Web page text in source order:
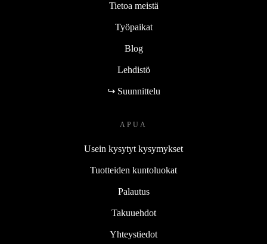
Tietoa meistä
Työpaikat
Blog
Lehdistö
↪ Suunnittelu
APUA
Usein kysytyt kysymykset
Tuotteiden kuntoluokat
Palautus
Takuuehdot
Yhteystiedot